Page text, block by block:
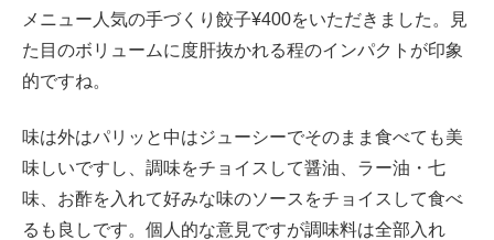
メニュー人気の手づくり餃子¥400をいただきました。見
た目のボリュームに度肝抜かれる程のインパクトが印象
的ですね。
味は外はパリッと中はジューシーでそのまま食べても美
味しいですし、調味をチョイスして醤油、ラー油・七
味、お酢を入れて好みな味のソースをチョイスして食べ
るも良しです。個人的な意見ですが調味料は全部入れ